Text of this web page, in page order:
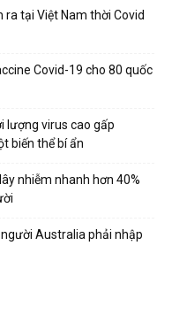
ra tại Việt Nam thời Covid
Covid-19 cho 80 quốc
lượng virus cao gấp
biến thể bí ẩn
nhiễm nhanh hơn 40%
Australia phải nhập